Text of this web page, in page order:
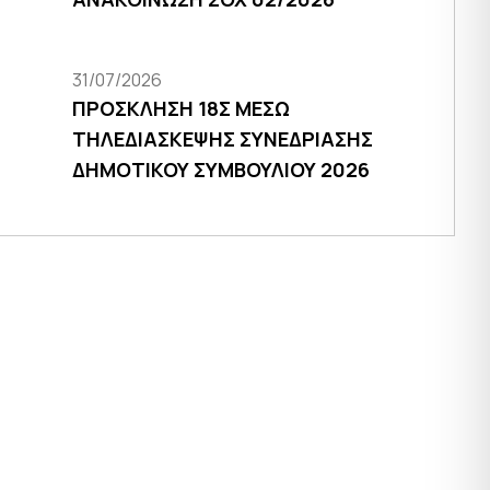
31/07/2026
ΠΡΟΣΚΛΗΣΗ 18Σ ΜΕΣΩ
ΤΗΛΕΔΙΑΣΚΕΨΗΣ ΣΥΝΕΔΡΙΑΣΗΣ
ΔΗΜΟΤΙΚΟΥ ΣΥΜΒΟΥΛΙΟΥ 2026